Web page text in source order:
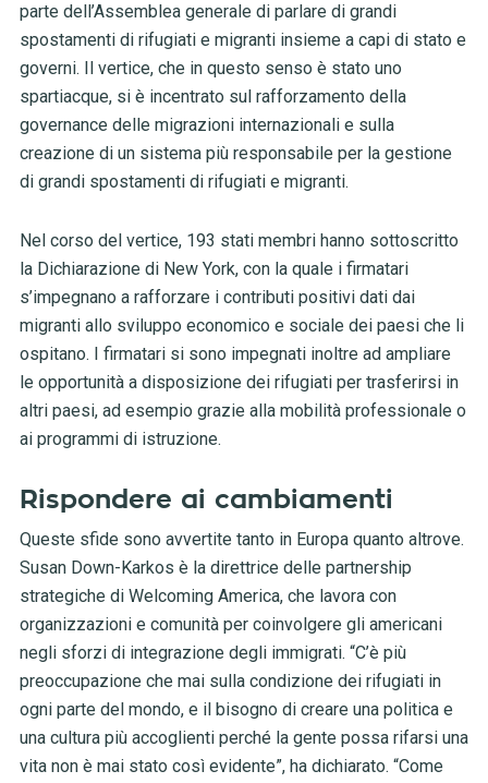
parte dell’Assemblea generale di parlare di grandi
spostamenti di rifugiati e migranti insieme a capi di stato e
governi. Il vertice, che in questo senso è stato uno
spartiacque, si è incentrato sul rafforzamento della
governance delle migrazioni internazionali e sulla
creazione di un sistema più responsabile per la gestione
di grandi spostamenti di rifugiati e migranti.
Nel corso del vertice, 193 stati membri hanno sottoscritto
la Dichiarazione di New York, con la quale i firmatari
s’impegnano a rafforzare i contributi positivi dati dai
migranti allo sviluppo economico e sociale dei paesi che li
ospitano. I firmatari si sono impegnati inoltre ad ampliare
le opportunità a disposizione dei rifugiati per trasferirsi in
altri paesi, ad esempio grazie alla mobilità professionale o
ai programmi di istruzione.
Rispondere ai cambiamenti
Queste sfide sono avvertite tanto in Europa quanto altrove.
Susan Down-Karkos è la direttrice delle partnership
strategiche di Welcoming America, che lavora con
organizzazioni e comunità per coinvolgere gli americani
negli sforzi di integrazione degli immigrati. “C’è più
preoccupazione che mai sulla condizione dei rifugiati in
ogni parte del mondo, e il bisogno di creare una politica e
una cultura più accoglienti perché la gente possa rifarsi una
vita non è mai stato così evidente”, ha dichiarato. “Come